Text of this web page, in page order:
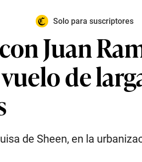
Solo para suscriptores
Juan
de
de Sheen, en la